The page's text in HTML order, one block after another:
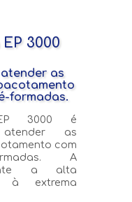
3000
as
formadas.
3000 é
atender as
com
A
a alta
à extrema